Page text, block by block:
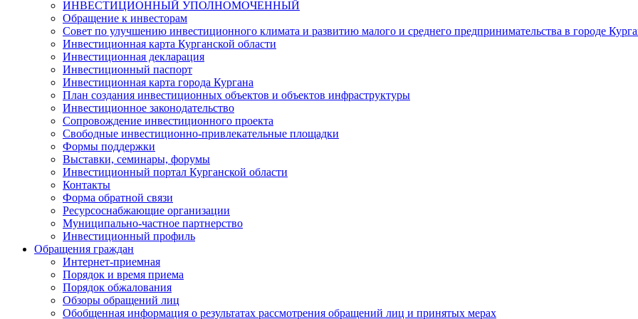
ИНВЕСТИЦИОННЫЙ УПОЛНОМОЧЕННЫЙ
Обращение к инвесторам
Совет по улучшению инвестиционного климата и развитию малого и среднего предпринимательства в городе
Инвестиционная карта Курганской области
Инвестиционная декларация
Инвестиционный паспорт
Инвестиционная карта города Кургана
План создания инвестиционных объектов и объектов инфраструктуры
Инвестиционное законодательство
Сопровождение инвестиционного проекта
Свободные инвестиционно-привлекательные площадки
Формы поддержки
Выставки, семинары, форумы
Инвестиционный портал Курганской области
Контакты
Форма обратной связи
Ресурсоснабжающие организации
Муниципально-частное партнерство
Инвестиционный профиль
Обращения граждан
Интернет-приемная
Порядок и время приема
Порядок обжалования
Обзоры обращений лиц
Обобщенная информация о результатах рассмотрения обращений лиц и принятых мерах